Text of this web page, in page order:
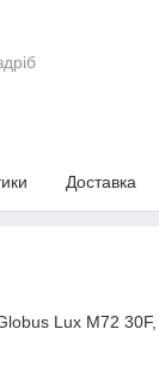
Доставка
Lux M72